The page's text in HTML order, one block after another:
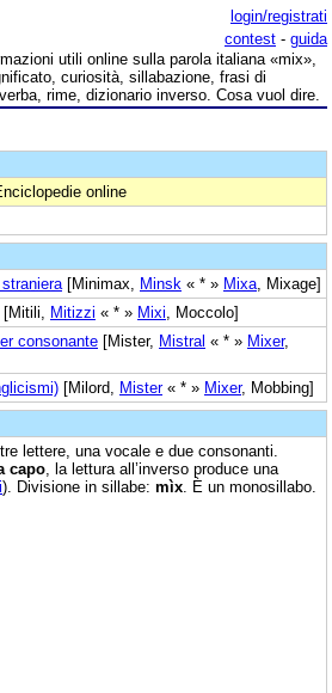
login/registrati
contest - guida
utili online sulla parola italiana «mix»,
curiosità, sillabazione, frasi di
rime, dizionario inverso. Cosa vuol dire.
online
[Minimax, Minsk « * » Mixa , Mixage]
[Mitili, Mitizzi « * » Mixi , Moccolo]
consonante [Mister, Mistral « * » Mixer,
[Milord, Mister« * » Mixer, Mobbing]
lettere, una vocale e due consonanti.
capo , la lettura all’inverso produce una
). Divisione in sillabe: mìx . È un monosillabo.